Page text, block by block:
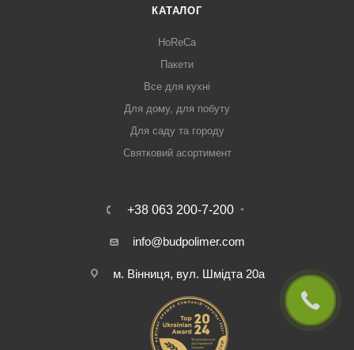
КАТАЛОГ
HoReCa
Пакети
Все для кухні
Для дому, для побуту
Для саду та городу
Святковий асортимент
+38 063 200-7-200
info@budpolimer.com
м. Вінниця, вул. Шмідта 20а